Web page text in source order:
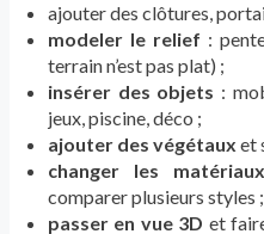
ajouter des clôtures,
modeler le relief :
terrain n’est pas plat) ;
insérer des objets :
jeux, piscine, déco ;
ajouter des végétaux et
changer les matériaux
comparer plusieurs styles ;
passer en vue 3D et